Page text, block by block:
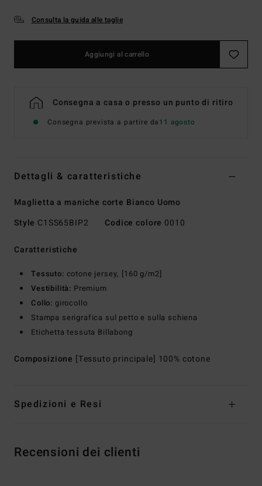
Consulta la guida alle taglie
Aggiungi al carrello
Consegna a casa o presso un punto di ritiro
Consegna prevista a partire da11 agosto
Dettagli & caratteristiche
Maglietta a maniche corte Bianco Uomo
Style C1SS65BIP2 Codice colore 0010
Caratteristiche
Tessuto: cotone jersey, [160 g/m2]
Vestibilità: Premium
Collo: girocollo
Stampa serigrafica sul petto e sulla schiena
Etichetta tessuta Billabong
Composizione [Tessuto principale] 100% cotone
Spedizioni e Resi
Recensioni dei clienti